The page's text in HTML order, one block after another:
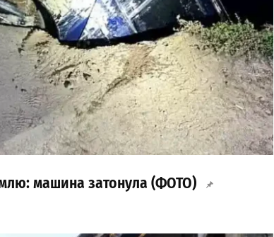
машина затонула (ФОТО)